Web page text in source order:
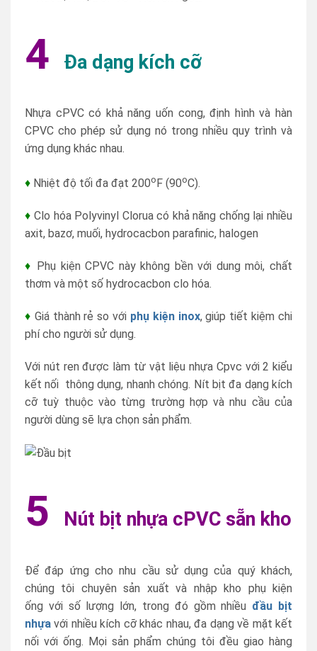
4 Đa dạng kích cỡ
Nhựa cPVC có khả năng uốn cong, định hình và hàn
CPVC cho phép sử dụng nó trong nhiều quy trình và
ứng dụng khác nhau.
♦ Nhiệt độ tối đa đạt 200o F (90oC).
♦ Clo hóa Polyvinyl Clorua có khả năng chống lại nhiều
axit, bazơ, muối, hydrocacbon parafinic, halogen
♦ Phụ kiện CPVC này không bền với dung môi, chất
thơm và một số hydrocacbon clo hóa.
♦ Giá thành rẻ so với phụ kiện inox, giúp tiết kiệm chi
phí cho người sử dụng.
Với nút ren được làm từ vật liệu nhựa Cpvc với 2 kiểu
kết nối thông dụng, nhanh chóng. Nít bịt đa dạng kích
cỡ tuỳ thuộc vào từng trường hợp và nhu cầu của
người dùng sẽ lựa chọn sản phẩm.
5 Nút bịt nhựa cPVC sẵn kho
Để đáp ứng cho nhu cầu sử dụng của quý khách,
chúng tôi chuyên sản xuất và nhập kho phụ kiện
ống với số lượng lớn, trong đó gồm nhiều đầu bịt
nhựavới nhiều kích cỡ khác nhau, đa dạng về mặt kết
nối với ống. Mọi sản phẩm chúng tôi đều giao hàng